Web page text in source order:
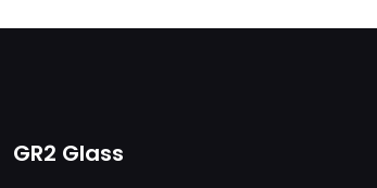
GR2 Glass